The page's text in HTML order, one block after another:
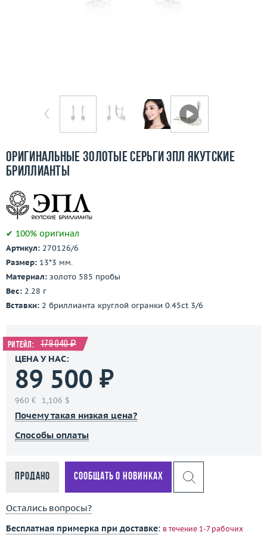
Ломбард
3D-тур по шоуруму
Оригинальные золотые серьги ЭПЛ Якутские
бриллианты
✔ 100% оригинал
Артикул: 270126/6
Размер: 13*3 мм.
Материал: золото 585 пробы
Вес: 2.28 г
Вставки: 2 бриллианта круглой огранки 0.45ct 3/6
Ритейл: 179 040 ₽
ЦЕНА У НАС:
89 500 ₽
960 € 1,106 $
Почему такая низкая цена?
Способы оплаты
Продано Сообщать о новинках
Остались вопросы?
Бесплатная примерка при доставке: в течение 1-7 рабочих